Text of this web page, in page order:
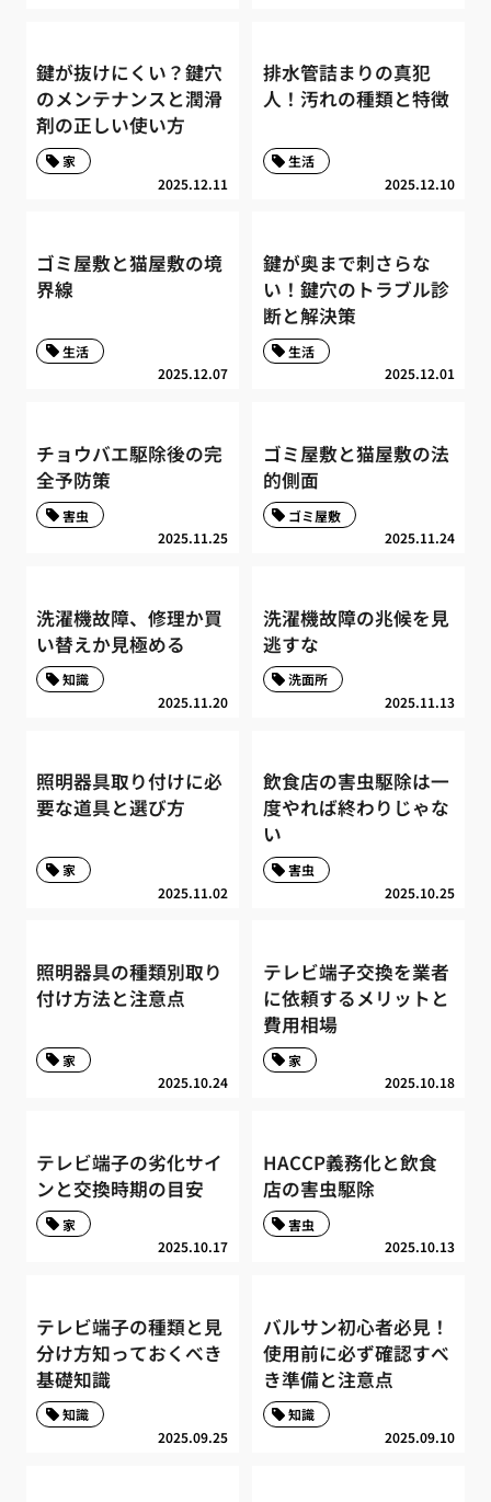
鍵が抜けにくい？鍵穴
のメンテナンスと潤滑
剤の正しい使い方
2025.12.11
家
排水管詰まりの真犯
人！汚れの種類と特徴
2025.12.10
生活
ゴミ屋敷と猫屋敷の境
界線
2025.12.07
生活
鍵が奥まで刺さらな
い！鍵穴のトラブル診
断と解決策
2025.12.01
生活
チョウバエ駆除後の完
全予防策
2025.11.25
害虫
ゴミ屋敷と猫屋敷の法
的側面
2025.11.24
ゴミ屋敷
洗濯機故障、修理か買
い替えか見極める
2025.11.20
知識
洗濯機故障の兆候を見
逃すな
2025.11.13
洗面所
照明器具取り付けに必
要な道具と選び方
2025.11.02
家
飲食店の害虫駆除は一
度やれば終わりじゃな
い
2025.10.25
害虫
照明器具の種類別取り
付け方法と注意点
2025.10.24
家
テレビ端子交換を業者
に依頼するメリットと
費用相場
2025.10.18
家
テレビ端子の劣化サイ
ンと交換時期の目安
2025.10.17
家
HACCP義務化と飲食
店の害虫駆除
2025.10.13
害虫
テレビ端子の種類と見
分け方知っておくべき
基礎知識
2025.09.25
知識
バルサン初心者必見！
使用前に必ず確認すべ
き準備と注意点
2025.09.10
知識